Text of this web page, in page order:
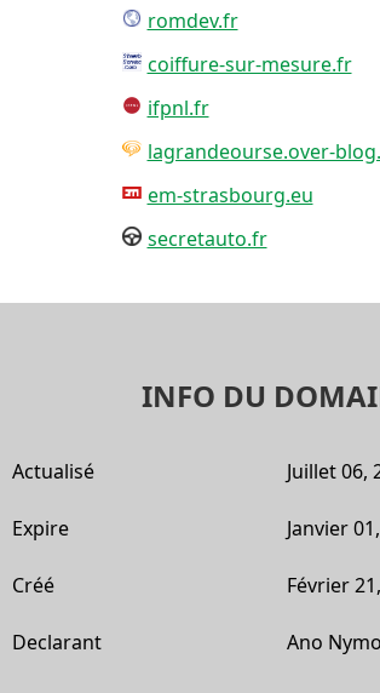
romdev.fr
coiffure-sur-mesure.fr
ifpnl.fr
lagrandeourse.over-
em-strasbourg.eu
secretauto.fr
INFO DU
Actualisé Juillet 06,
Expire Janvier
Créé Février
Declarant Ano